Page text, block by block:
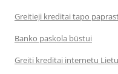
Greitieji kreditai tapo
Banko paskola būstui
Greiti kreditai internetu